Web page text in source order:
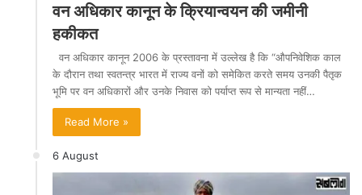
वन अधिकार कानून के क्रियान्वयन की जमीनी
हकीकत
वन अधिकार कानून 2006 के प्रस्तावना में उल्लेख है कि “औपनिवेशिक काल
के दौरान तथा स्वतन्त्र भारत में राज्य वनों को समेकित करते समय उनकी पैतृक
भूमि पर वन अधिकारों और उनके निवास को पर्याप्त रूप से मान्यता नहीं…
Read More »
6 August